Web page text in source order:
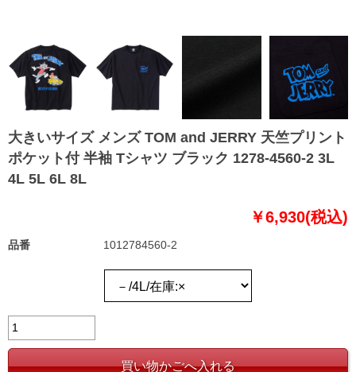
大きいサイズ メンズ TOM and JERRY 天竺プリント
ポケット付 半袖 Tシャツ ブラック 1278-4560-2 3L
4L 5L 6L 8L
￥6,930(税込)
品番 1012784560-2